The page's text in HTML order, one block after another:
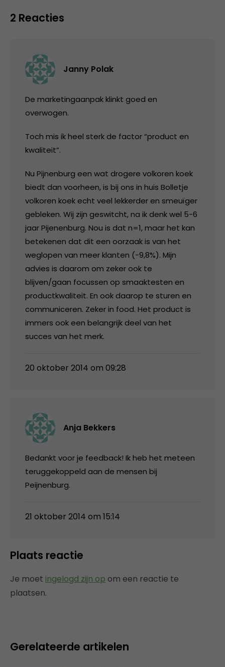
2 Reacties
Janny Polak
De marketingaanpak klinkt goed en
overwogen.
Toch mis ik heel sterk de factor “product en
kwaliteit”.
Nu Pijnenburg een wat drogere volkoren koek
biedt dan voorheen, is bij ons in huis Bolletje
volkoren koek echt veel lekkerder en smeuïger
gebleken. Wij zijn geswitcht, na ik denk wel 5-6
jaar Pijenenburg. Nou is dat n=1, maar het kan
betekenen dat dit een oorzaak is van het
weglopen van meer klanten (-9,8%). Mijn
advies is daarom om zeker ook te
blijven/gaan focussen op smaaktesten en
productkwaliteit. En ook daarop te sturen en
communiceren. Zeker in food. Het product is
immers ook een belangrijk deel van het
succes van het merk.
20 oktober 2014 om 09:28
Anja Bekkers
Bedankt voor je feedback! Ik heb het meteen
teruggekoppeld aan de mensen bij
Peijnenburg.
21 oktober 2014 om 15:14
Plaats reactie
Je moet ingelogd zijn op om een reactie te
plaatsen.
Gerelateerde artikelen